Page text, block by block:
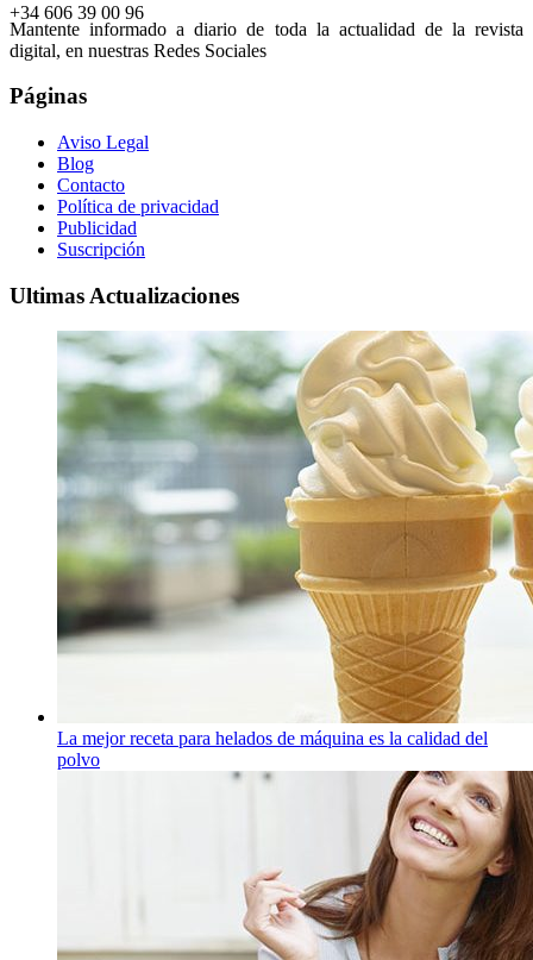
+34 606 39 00 96
Mantente informado a diario de toda la actualidad de la revista
digital, en nuestras Redes Sociales
Páginas
Aviso Legal
Blog
Contacto
Política de privacidad
Publicidad
Suscripción
Ultimas Actualizaciones
La mejor receta para helados de máquina es la calidad del
polvo